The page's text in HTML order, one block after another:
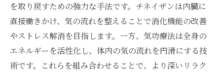
を取り戻すための強力な手法です。チネイザンは内臓に
直接働きかけ、気の流れを整えることで消化機能の改善
やストレス解消を目指します。一方、気功療法は全身の
エネルギーを活性化し、体内の気の流れを円滑にする技
術です。これらを組み合わせることで、より深いリラク